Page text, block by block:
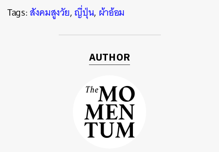
Tags:สังคมสูงวัย,ญี่ปุ่น, ผ้าอ้อม
AUTHOR